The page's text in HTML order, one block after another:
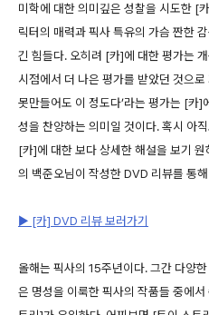
미학에 대한 의미깊은 성찰을 시도한 [
릭터의 매력과 픽사 특유의 가슴 짠한
긴 힘들다. 오히려 [카]에 대한 평가는
시점에서 더 나은 평가를 받았던 것으
못만들어도 이 정도다’라는 평가는 [카
성을 찬양하는 의미일 것이다. 혹시 아
[카]에 대한 보다 상세한 해설을 보기
의 백준오님이 작성한 DVD 리뷰를 통
▶ [카] DVD 리뷰 보러가기
올해는 픽사의 15주년이다. 그간 다양
은 명성을 이룩한 픽사의 작품들 중에